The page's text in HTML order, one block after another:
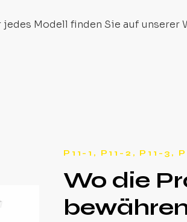
Modell finden Sie auf unserer
P11-1, P11-2, P11-3,
Wo die